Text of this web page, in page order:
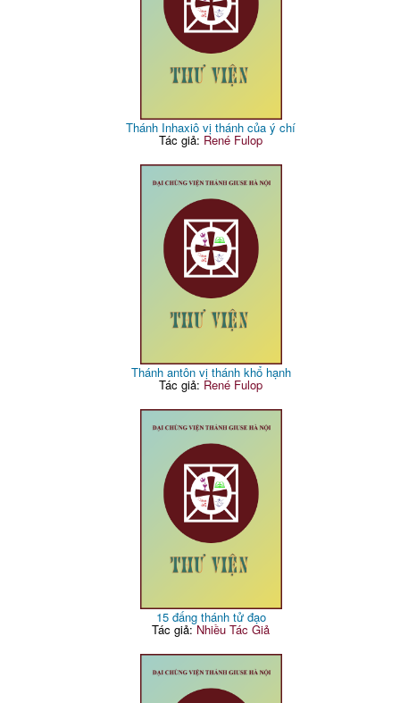
Thánh Inhaxiô vị thánh của ý chí
Tác giả: René Fulop
Thánh antôn vị thánh khổ hạnh
Tác giả: René Fulop
15 đấng thánh tử đạo
Tác giả:Nhiều Tác Giả